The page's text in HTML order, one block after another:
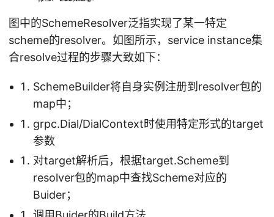
图中的SchemeResolver泛指实现了某一特定
scheme的resolver。如图所示，service instance集
合resolve过程的步骤大致如下：
SchemeBuilder将自身实例注册到resolver包的
map中；
grpc.Dial/DialContext时使用特定形式的target
参数
对target解析后，根据target.Scheme到
resolver包的map中查找Scheme对应的
Buider；